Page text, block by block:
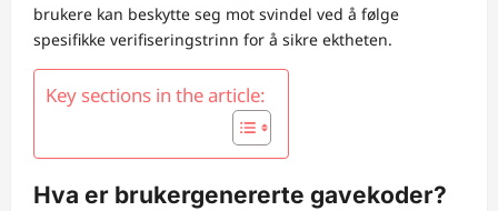
brukere kan beskytte seg mot svindel ved å følge
spesifikke verifiseringstrinn for å sikre ektheten.
Key sections in the article:
Hva er brukergenererte gavekoder?